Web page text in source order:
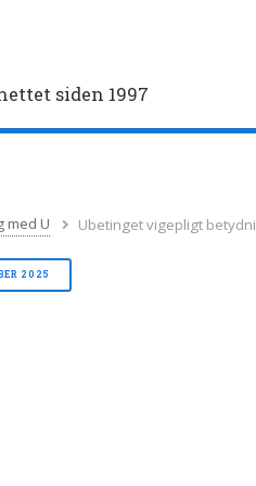
siden 1997
med U Ubetinget vigepligt
2025